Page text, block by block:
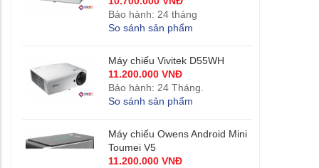
Bảo hành: 24 tháng
So sánh sản phẩm
Máy chiếu Vivitek D55WH
11.200.000 VNĐ
Bảo hành: 24 Tháng.
So sánh sản phẩm
Máy chiếu Owens Android Mini
Toumei V5
11.200.000 VNĐ